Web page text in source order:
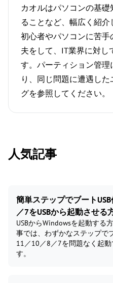
カオルはパソコンの基
ることなど、幅広く紹介
初心者やパソコンに苦
夫をして、IT業界に対し
す。パーティション管
り、同じ問題に遭遇し
グを参照してください。
人気記事
簡単ステップでブート
／7をUSBから起動させる
USBからWindowsを起動する
事では、わずかなステップで
11／10／8／7を問題なく起
す。